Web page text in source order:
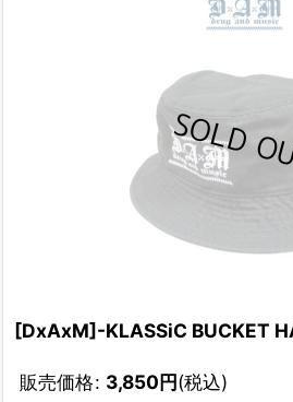
[DxAxM]-KLASSiC BUCKET
販売価格: 3,850円(税込)